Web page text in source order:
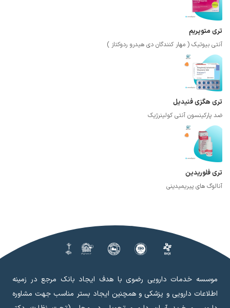
تری متوپریم
آنتی بیوتیک ( مهار کنندگان دی هیدرو ردوکتاز )
تری هگزی فنیدیل
ضد پارکینسون آنتی کولینرژیک
تری فلوریدین
آنالوگ های پیریمیدینی
موسسه خدمات دارویی رضوی با هدف ایجاد بانک مرجع در زمینه
اطلاعات دارویی و پزشکی و همچنین ایجاد بستر مناسب جهت مشاوره